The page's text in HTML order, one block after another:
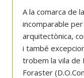
A la comarca de
incomparable
arquitectònica,
i també
trobem la vila de
Foraster